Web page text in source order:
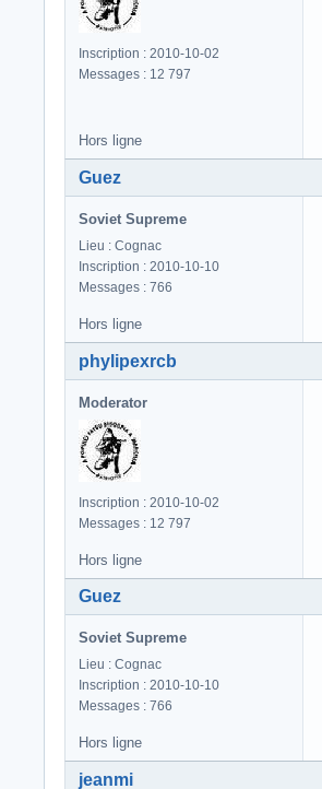
Inscription : 2010-10-02
Messages : 12 797
Hors ligne
Guez
Soviet Supreme
Lieu : Cognac
Inscription : 2010-10-10
Messages : 766
Hors ligne
phylipexrcb
Moderator
Inscription : 2010-10-02
Messages : 12 797
Hors ligne
Guez
Soviet Supreme
Lieu : Cognac
Inscription : 2010-10-10
Messages : 766
Hors ligne
jeanmi